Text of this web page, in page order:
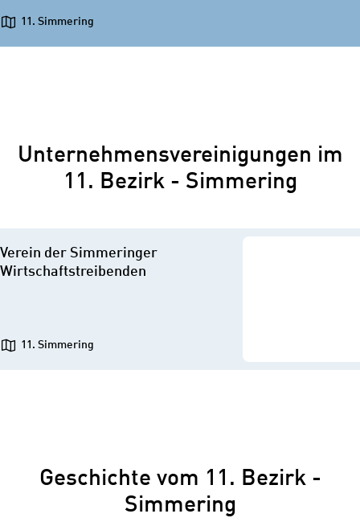
11. Simmering
Unternehmensvereinigungen im
11. Bezirk - Simmering
Verein der Simmeringer
Wirtschaftstreibenden
11. Simmering
Geschichte vom 11. Bezirk -
Simmering